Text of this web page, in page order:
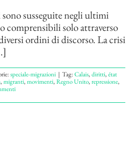
sono susseguite negli ultimi
comprensibili solo attraverso
ordini di discorso. La crisi
speciale-migrazioni | Tag:Calais,diritti,état
,migranti,movimenti,Regno Unito,repressione,